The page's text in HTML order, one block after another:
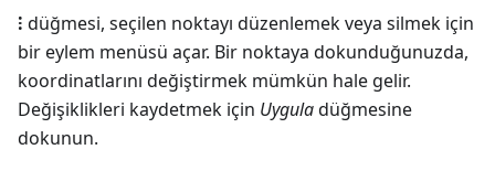
⁝ düğmesi, seçilen noktayı düzenlemek veya silmek için
bir eylem menüsü açar. Bir noktaya dokunduğunuzda,
koordinatlarını değiştirmek mümkün hale gelir.
Değişiklikleri kaydetmek için Uyguladüğmesine
dokunun.